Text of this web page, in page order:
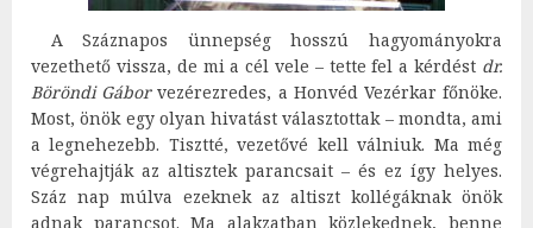
A Száznapos ünnepség hosszú hagyományokra
vezethető vissza, de mi a cél vele – tette fel a kérdést dr.
Böröndi Gáborvezérezredes, a Honvéd Vezérkar főnöke.
Most, önök egy olyan hivatást választottak – mondta, ami
a legnehezebb. Tisztté, vezetővé kell válniuk. Ma még
végrehajtják az altisztek parancsait – és ez így helyes.
Száz nap múlva ezeknek az altiszt kollégáknak önök
adnak parancsot. Ma alakzatban közlekednek, benne